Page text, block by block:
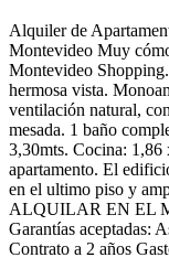
Alquiler de
Montevideo Muy
Montevideo
hermosa vista.
ventilación natural,
mesada. 1 baño
3,30mts. Cocina: 1,86
apartamento. El
en el ultimo piso y
ALQUILAR EN EL
Garantías aceptadas:
Contrato a 2 años